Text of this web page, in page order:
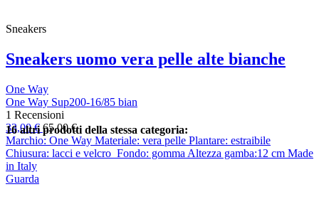
Sneakers
Sneakers uomo vera pelle alte bianche
One Way
One Way Sup200-16/85 bian
1 Recensioni
33,00 € 65,00 €
Marchio: One Way Materiale: vera pelle Plantare: estraibile
Chiusura: lacci e velcro Fondo: gomma Altezza gamba:12 cm Made
in Italy
Guarda
16 altri prodotti della stessa categoria: